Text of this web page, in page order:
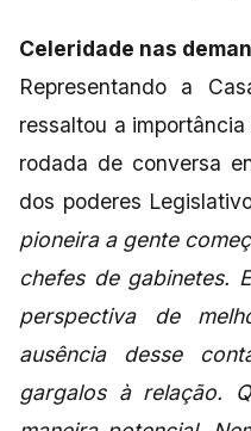
Celeridade nas
Representando a
ressaltou a
rodada de conversa
dos poderes
pioneira a gente
chefes de gabinetes.
perspectiva de
ausência desse
gargalos à relação.